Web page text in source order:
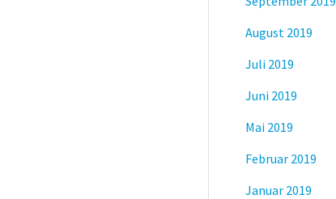
August 2019
Juli 2019
Juni 2019
Mai 2019
Februar 2019
Januar 2019